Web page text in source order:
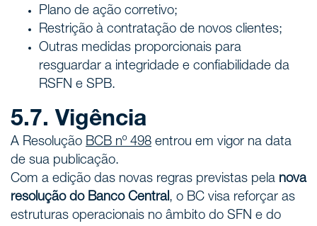
Plano de ação corretivo;
Restrição à contratação de novos clientes;
Outras medidas proporcionais para
resguardar a integridade e confiabilidade da
RSFN e SPB.
5.7. Vigência
A Resolução BCB nº 498 entrou em vigor na data
de sua publicação.
Com a edição das novas regras previstas pela nova
resolução do Banco Central, o BC visa reforçar as
estruturas operacionais no âmbito do SFN e do